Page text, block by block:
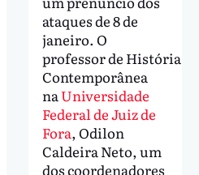
ataques de 8 de
janeiro. O
professor de História
Contemporânea
naUniversidade
Federal de Juiz de
Fora, Odilon
Caldeira Neto, um
dos coordenadores